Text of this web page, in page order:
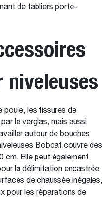
de tabliers porte-
niveleuses
poule, les fissures de
le verglas, mais aussi
autour de bouches
Bobcat couvre des
cm. Elle peut également
la délimitation encastrée
de chaussée inégales,
pour les réparations de